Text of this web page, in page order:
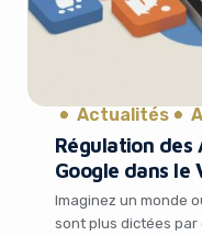
Actualités
Régulation des
Google dans le
Imaginez un monde
sont plus dictées